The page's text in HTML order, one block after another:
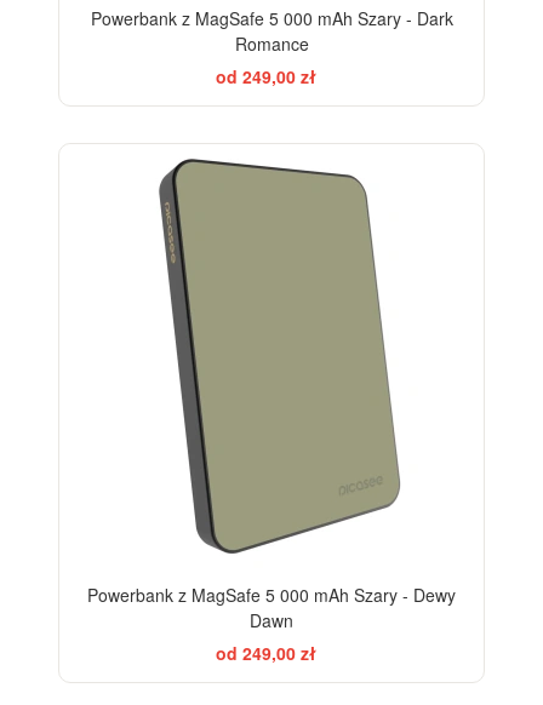
Powerbank z MagSafe 5 000 mAh Szary - Dark
Romance
od 249,00 zł
Powerbank z MagSafe 5 000 mAh Szary - Dewy
Dawn
od 249,00 zł